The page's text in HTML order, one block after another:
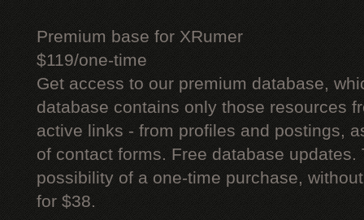
Premium base for XRumer
$119/one-time
Get access to our premium database,
database contains only those resources
active links - from profiles and postings,
of contact forms. Free database updates.
possibility of a one-time purchase,
for $38.